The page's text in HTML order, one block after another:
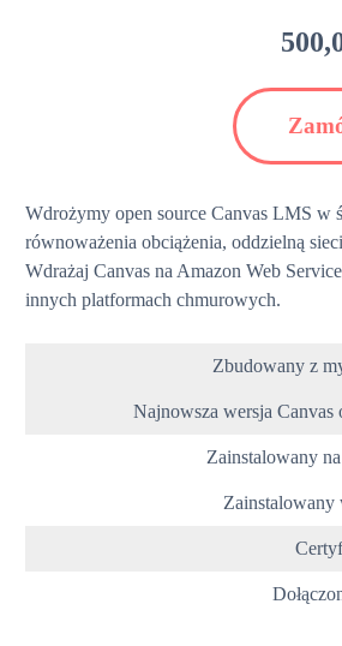
Wdrożymy open source Canvas LMS w
równoważenia obciążenia, oddzielną
Wdrażaj Canvas na Amazon Web
innych platformach chmurowych.
Zbudowany z
Najnowsza wersja
Zainstalowany
Zainstalowany